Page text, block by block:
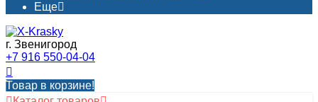
Еще
г. Звенигород
+7 916 550-04-04
Товар в корзине!